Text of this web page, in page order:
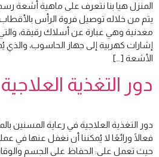
المنزل هيا بنا نتعرف على ماهية أشعة
يتم من خلاله توصيل فروة الرأس
معدنية وهي عبارة عن أسلاك رقيقة،
إشارات كهربية إلى جهاز الحاسوب، والذي
الأشعة […]
دور التغذية
دور التغذية العلاجية في رعاية المسنين
فعالًا ورائعًا لا يُمكننا أن نغفل عنها في
حيث تعمل على: الحفاظ على الجسم